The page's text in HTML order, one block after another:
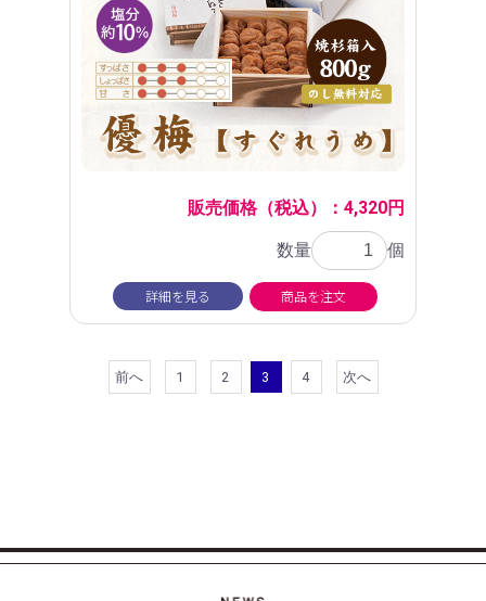
販売価格（税込）：4,320円
数量 個
詳細を見る 商品を注文
前へ 1 2 3 4 次へ